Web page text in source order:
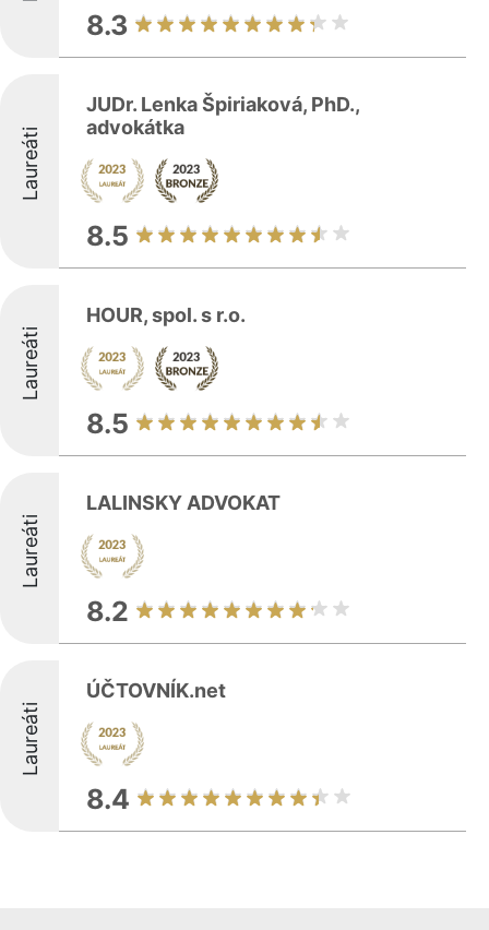
8.3
Laureáti
JUDr. Lenka Špiriaková, PhD.,
advokátka
8.5
Laureáti
HOUR, spol. s r.o.
8.5
Laureáti
LALINSKY ADVOKAT
8.2
Laureáti
ÚČTOVNÍK.net
8.4